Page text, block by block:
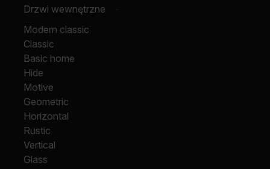
Drzwi wewnętrzne -
Modern classic
Classic
Basic home
Hide
Motive
Geometric
Horizontal
Rustic
Vertical
Glass